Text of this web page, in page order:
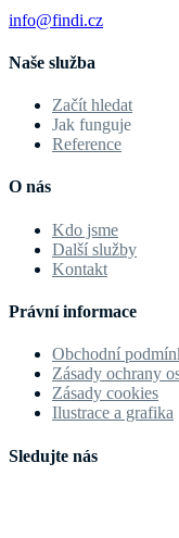
info@findi.cz
Naše služba
Začít hledat
Jak funguje
Reference
O nás
Kdo jsme
Další služby
Kontakt
Právní informace
Obchodní
Zásady ochrany
Zásady cookies
Ilustrace a grafika
Sledujte nás